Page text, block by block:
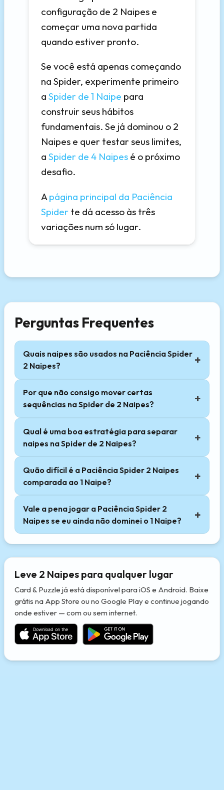
configuração de 2 Naipes e
começar uma nova partida
quando estiver pronto.
Se você está apenas começando
na Spider, experimente primeiro
a Spider de 1 Naipe para
construir seus hábitos
fundamentais. Se já dominou o 2
Naipes e quer testar seus limites,
a Spider de 4 Naipes é o próximo
desafio.
A página principal da Paciência
Spider te dá acesso às três
variações num só lugar.
Perguntas Frequentes
Quais naipes são usados na Paciência Spider
2 Naipes?
Por que não consigo mover certas
sequências na Spider de 2 Naipes?
Qual é uma boa estratégia para separar
naipes na Spider de 2 Naipes?
Quão difícil é a Paciência Spider 2 Naipes
comparada ao 1 Naipe?
Vale a pena jogar a Paciência Spider 2
Naipes se eu ainda não dominei o 1 Naipe?
Leve 2 Naipes para qualquer lugar
Card & Puzzle já está disponível para iOS e Android. Baixe
grátis na App Store ou no Google Play e continue jogando
onde estiver — com ou sem internet.